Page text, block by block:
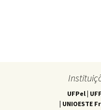
UFPel |
| UNIOESTE